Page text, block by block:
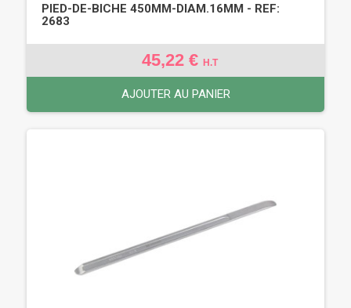
PIED-DE-BICHE 450MM-DIAM.16MM - REF:
2683
45,22 € H.T
AJOUTER AU PANIER